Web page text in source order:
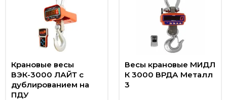
Крановые весы
ВЭК-3000 ЛАЙТ c
дублированием на
ПДУ
Весы крановые МИДЛ
К 3000 ВРДА Металл
3